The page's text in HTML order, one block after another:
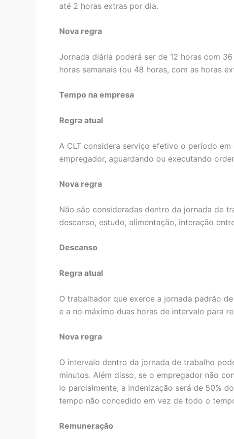
até 2 horas extras por dia.
Nova regra
Jornada diária poderá ser de 12 horas com
horas semanais (ou 48 horas, com as horas
Tempo na empresa
Regra atual
A CLT considera serviço efetivo o período
empregador, aguardando ou executando
Nova regra
Não são consideradas dentro da jornada de
descanso, estudo, alimentação, interação
Descanso
Regra atual
O trabalhador que exerce a jornada padrão
e a no máximo duas horas de intervalo para
Nova regra
O intervalo dentro da jornada de trabalho
minutos. Além disso, se o empregador não
lo parcialmente, a indenização será de 50%
tempo não concedido em vez de todo o
Remuneração